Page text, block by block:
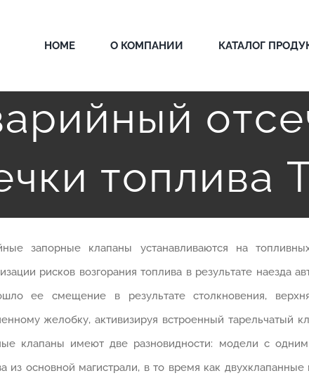
HOME О КОМПАНИИ КАТАЛОГ
топлива
запорные клапаны устанавливаются на
рисков возгорания топлива в результате наезда
ее смещение в результате столкновения,
желобку, активизируя встроенный тарельчатый
клапаны имеют две разновидности: модели с
из основной магистрали, в то время как